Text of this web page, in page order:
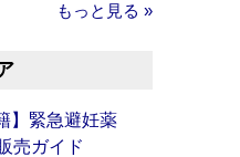
もっと見る »
】緊急避妊薬
売ガイド